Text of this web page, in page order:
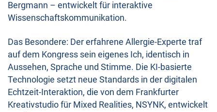
Bergmann – entwickelt für interaktive
Wissenschaftskommunikation.
Das Besondere: Der erfahrene Allergie-Experte traf
auf dem Kongress sein eigenes Ich, identisch in
Aussehen, Sprache und Stimme. Die KI-basierte
Technologie setzt neue Standards in der digitalen
Echtzeit-Interaktion, die von dem Frankfurter
Kreativstudio für Mixed Realities, NSYNK, entwickelt